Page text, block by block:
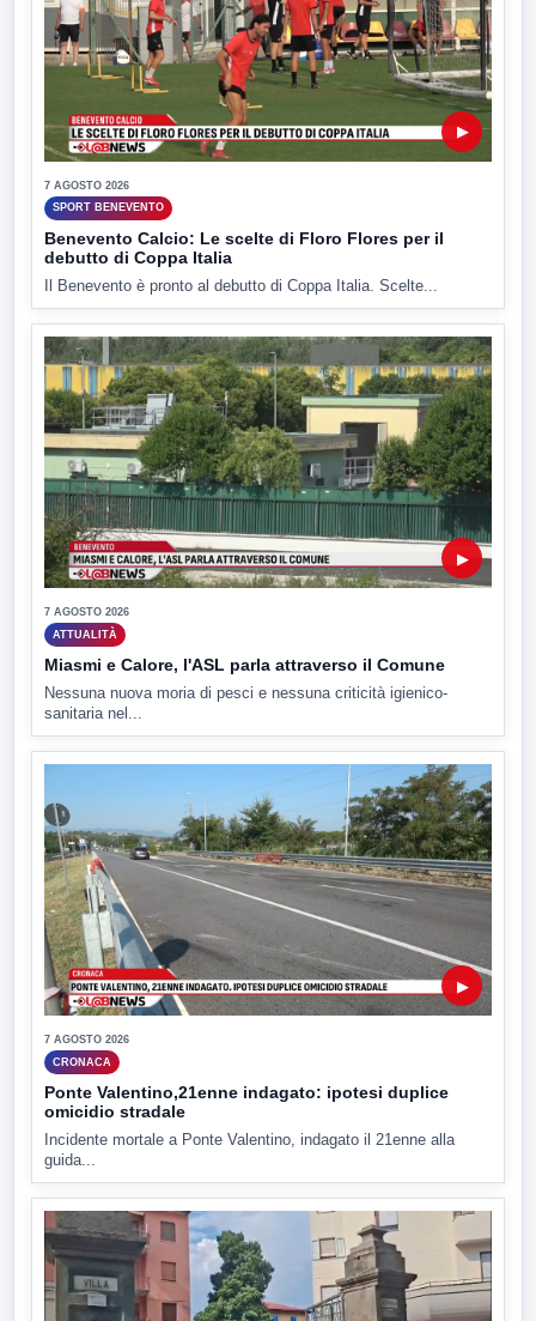
▶
7 AGOSTO 2026
SPORT BENEVENTO
Benevento Calcio: Le scelte di Floro Flores per il
debutto di Coppa Italia
Il Benevento è pronto al debutto di Coppa Italia. Scelte...
▶
7 AGOSTO 2026
ATTUALITÀ
Miasmi e Calore, l'ASL parla attraverso il Comune
Nessuna nuova moria di pesci e nessuna criticità igienico-
sanitaria nel...
▶
7 AGOSTO 2026
CRONACA
Ponte Valentino,21enne indagato: ipotesi duplice
omicidio stradale
Incidente mortale a Ponte Valentino, indagato il 21enne alla
guida...